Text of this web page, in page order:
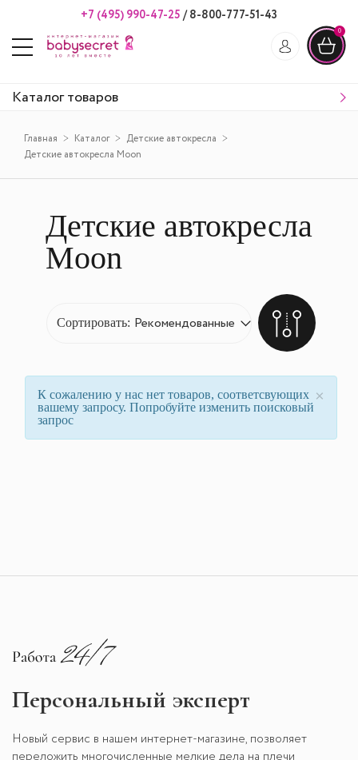
+7 (495) 990-47-25 /8-800-777-51-43
0
Каталог товаров
Главная Каталог
Детские автокресла
Детские автокресла Moon
Детские автокресла
Moon
Сортировать:
×
К сожалению у нас нет товаров, соответсвующих
вашему запросу. Попробуйте изменить поисковый
запрос
Персональный эксперт
Новый сервис в нашем интернет-магазине, позволяет
переложить многочисленные мелкие дела на плечи